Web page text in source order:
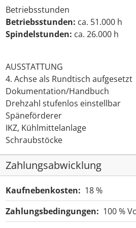
Betriebsstunden
Betriebsstunden: ca. 51.000 h
Spindelstunden: ca. 26.000 h
AUSSTATTUNG
4. Achse als Rundtisch aufgesetzt
Dokumentation/Handbuch
Drehzahl stufenlos einstellbar
Späneförderer
IKZ, Kühlmittelanlage
Schraubstöcke
Zahlungsabwicklung
Kaufnebenkosten: 18 %
Zahlungsbedingungen: 100 %